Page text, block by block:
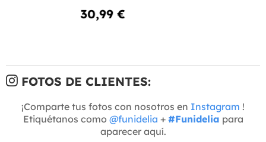
30,99 €
FOTOS DE CLIENTES:
¡Comparte tus fotos con nosotros en Instagram !
Etiquétanos como @funidelia + #Funidelia para
aparecer aquí.